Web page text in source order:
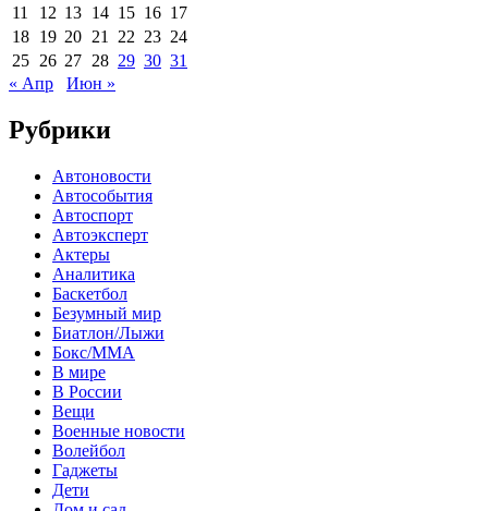
11 12 13 14 15 16 17
18 19 20 21 22 23 24
25 26 27 28 29 30 31
« Апр
Июн »
Рубрики
Автоновости
Автособытия
Автоспорт
Автоэксперт
Актеры
Аналитика
Баскетбол
Безумный мир
Биатлон/Лыжи
Бокс/MMA
В мире
В России
Вещи
Военные новости
Волейбол
Гаджеты
Дети